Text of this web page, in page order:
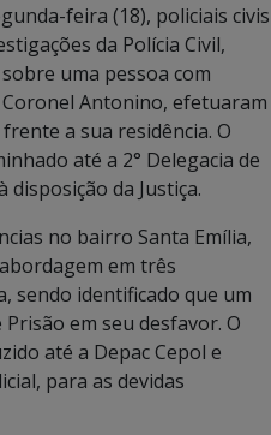
feira (18), policiais civis
da Polícia Civil,
uma pessoa com
Antonino, efetuaram
a sua residência. O
até a 2° Delegacia de
disposição da Justiça.
no bairro Santa Emília,
em três
sendo identificado que um
em seu desfavor. O
até a Depac Cepol e
para as devidas